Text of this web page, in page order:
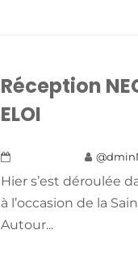
Réception
ELOI
Hier s’est déroulée
à l’occasion de la
Autour...